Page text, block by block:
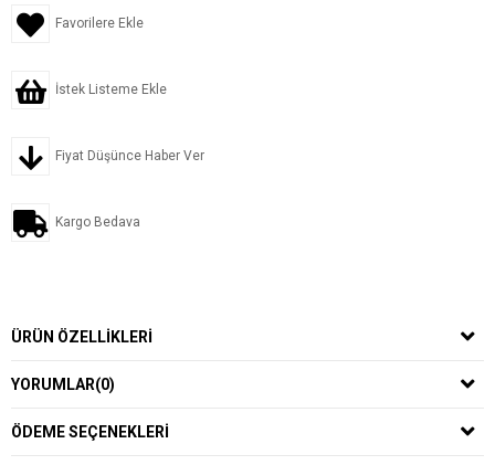
Favorilere Ekle
İstek Listeme Ekle
Fiyat Düşünce Haber Ver
Kargo Bedava
ÜRÜN ÖZELLIKLERI
YORUMLAR(0)
ÖDEME SEÇENEKLERI